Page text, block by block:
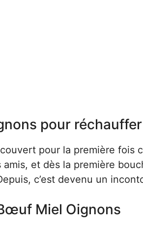
pour
pour la première fois
amis, et dès la première
c’est devenu un
Miel Oignons